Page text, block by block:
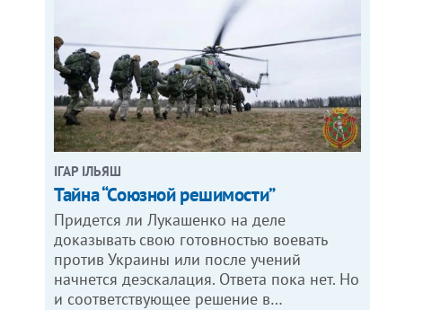
ІГАР ІЛЬЯШ
Тайна “Союзной решимости”
Придется ли Лукашенко на деле
доказывать свою готовностью воевать
против Украины или после учений
начнется деэскалация. Ответа пока нет. Но
и соответствующее решение в…